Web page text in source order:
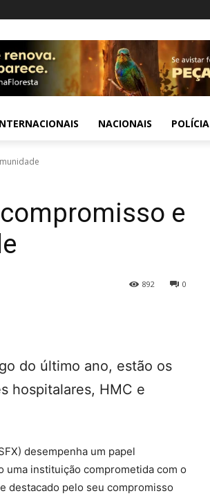
NACIONAIS POLÍCIA
e
0
892
do último ano, estão os
hospitalares, HMC e
desempenha um papel
uma instituição comprometida com o
destacado pelo seu compromisso